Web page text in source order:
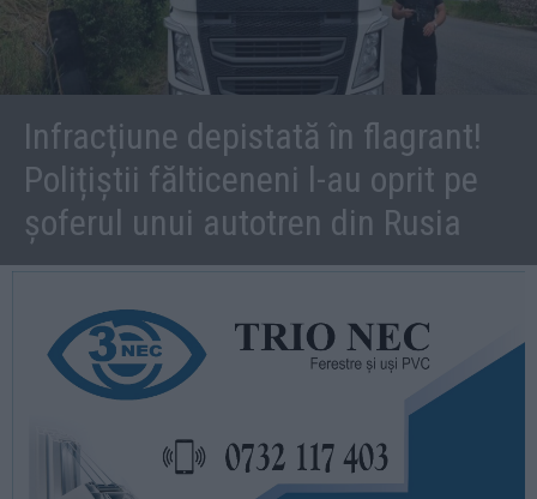
Infracțiune depistată în flagrant!
Polițiștii fălticeneni l-au oprit pe
șoferul unui autotren din Rusia